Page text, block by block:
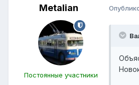
Metalian
Постоянные участники